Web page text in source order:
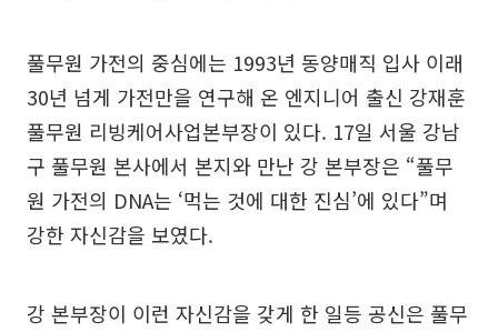
풀무원 가전의 중심에는 1993년 동양매직 입사 이래
30년 넘게 가전만을 연구해 온 엔지니어 출신 강재훈
풀무원 리빙케어사업본부장이 있다. 17일 서울 강남
구 풀무원 본사에서 본지와 만난 강 본부장은 “풀무
원 가전의 DNA는 ‘먹는 것에 대한 진심’에 있다”며
강한 자신감을 보였다.
강 본부장이 이런 자신감을 갖게 한 일등 공신은 풀무